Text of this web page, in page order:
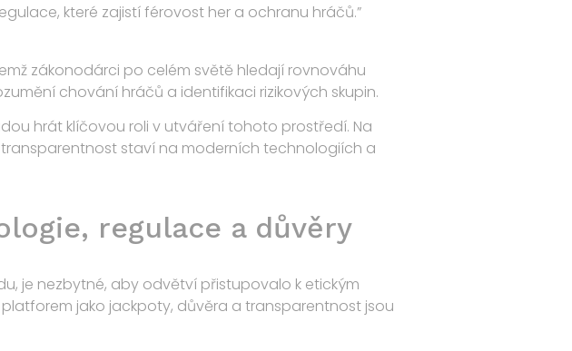
které zajistí férovost her a ochranu hráčů.”
zákonodárci po celém světě hledají rovnováhu
chování hráčů a identifikaci rizikových skupin.
hrát klíčovou roli v utváření tohoto prostředí. Na
staví na moderních technologiích a
regulace a důvěry
je nezbytné, aby odvětví přistupovalo k etickým
jako jackpoty, důvěra a transparentnost jsou